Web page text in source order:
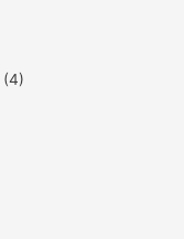
(4)